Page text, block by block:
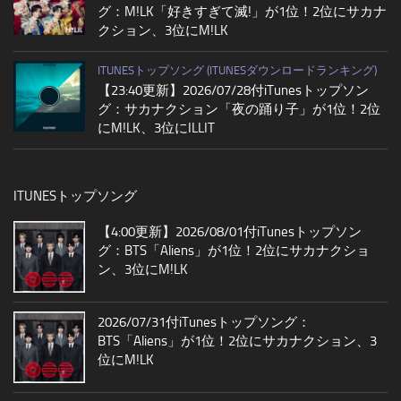
グ：M!LK「好きすぎて滅!」が1位！2位にサカナ
クション、3位にM!LK
ITUNESトップソング (ITUNESダウンロードランキング)
【23:40更新】2026/07/28付iTunesトップソン
グ：サカナクション「夜の踊り子」が1位！2位
にM!LK、3位にILLIT
ITUNESトップソング
【4:00更新】2026/08/01付iTunesトップソン
グ：BTS「Aliens」が1位！2位にサカナクショ
ン、3位にM!LK
2026/07/31付iTunesトップソング：
BTS「Aliens」が1位！2位にサカナクション、3
位にM!LK